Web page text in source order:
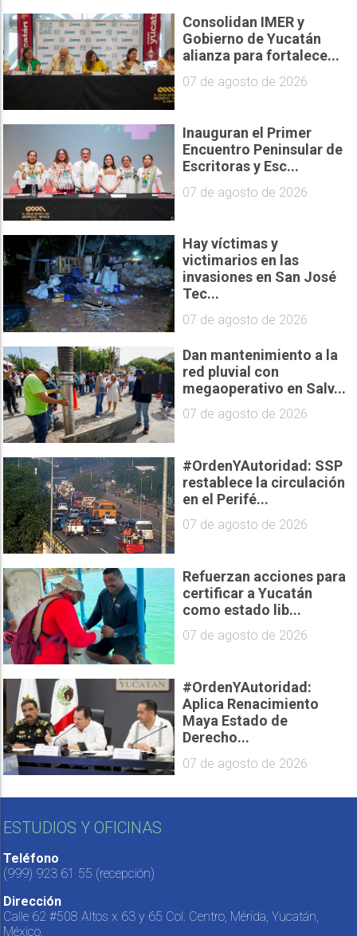
Consolidan IMER y
Gobierno de Yucatán
alianza para fortalece...
07 de agosto de 2026
Inauguran el Primer
Encuentro Peninsular de
Escritoras y Esc...
07 de agosto de 2026
Hay víctimas y
victimarios en las
invasiones en San José
Tec...
07 de agosto de 2026
Dan mantenimiento a la
red pluvial con
megaoperativo en Salv...
07 de agosto de 2026
#OrdenYAutoridad: SSP
restablece la circulación
en el Perifé...
07 de agosto de 2026
Refuerzan acciones para
certificar a Yucatán
como estado lib...
07 de agosto de 2026
#OrdenYAutoridad:
Aplica Renacimiento
Maya Estado de
Derecho...
07 de agosto de 2026
ESTUDIOS Y OFICINAS
Teléfono
(999) 923 61 55 (recepción)
Dirección
Calle 62 #508 Altos x 63 y 65 Col. Centro, Mérida, Yucatán,
México.